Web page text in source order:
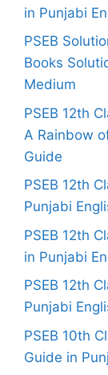
in Punjabi
PSEB
Books
Medium
PSEB 12th
A Rainbow
Guide
PSEB 12th
Punjabi
PSEB 12th
in Punjabi
PSEB 12th
Punjabi
PSEB 10th
Guide in